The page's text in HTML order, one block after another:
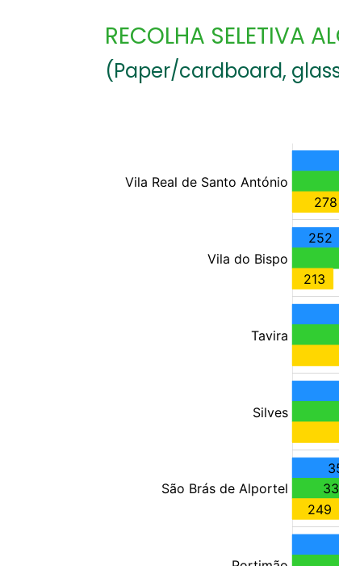
RECOLHA SELETIVA
(Paper/cardboard,